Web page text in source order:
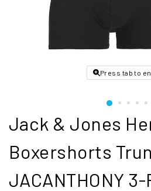
Press tab to
Jack & Jones
Boxershorts
JACANTHONY